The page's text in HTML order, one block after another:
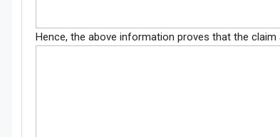
Hence, the above information proves that the claim